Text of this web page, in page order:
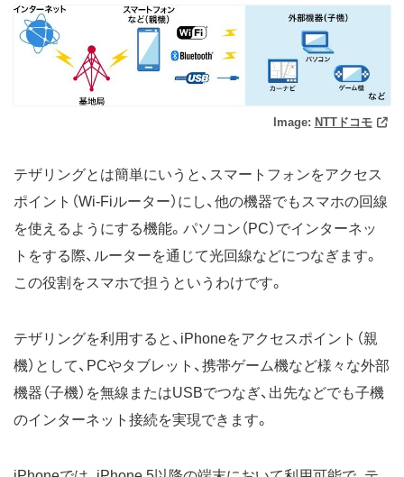
Image: NTTドコモ
テザリングとは簡単にいうと、スマートフォンをアクセス
ポイント（Wi-Fiルーター）にし、他の機器でもスマホの回線
を使えるようにする機能。パソコン（PC）でインターネッ
トをする際、ルーターを通じて光回線などにつなぎます。
この役割をスマホで担うというわけです。
テザリングを利用すると、iPhoneをアクセスポイント（親
機）として、PCやタブレット、携帯ゲーム機など様々な外部
機器（子機）を無線またはUSBでつなぎ、出先などでも子機
のインターネット接続を実現できます。